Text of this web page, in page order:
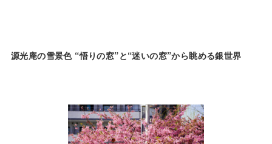
源光庵の雪景色 “悟りの窓”と“迷いの窓”から眺める銀世界